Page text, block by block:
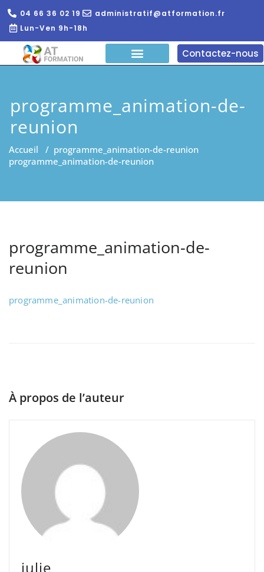
04 66 36 02 19
administratif@atformation.fr
Lun-Ven 9h-18h
Contactez-nous
programme_animation-de-
reunion
Accueil / programme_animation-de-reunion
programme_animation-de-reunion
programme_animation-de-
reunion
programme_animation-de-reunion
À propos de l’auteur
julie